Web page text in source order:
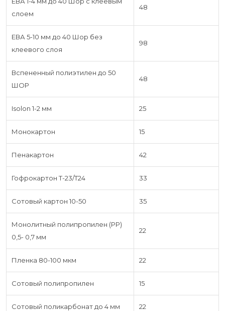
слоем
48
ЕВА 5-10 мм до 40 Шор без
клеевого слоя
98
Вспененный полиэтилен до 50
ШОР
48
Isolon 1-2 мм 25
Монокартон 15
Пенакартон 42
Гофрокартон Т-23/Т24 33
Сотовый картон 10-50 35
Монолитный полипропилен (PP)
0,5- 0,7 мм
22
Пленка 80-100 мкм 22
Сотовый полипропилен 15
Сотовый поликарбонат до 4 мм 22